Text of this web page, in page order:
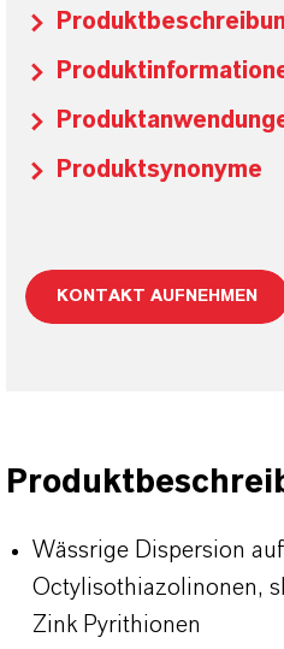
Produktsynonyme
KONTAKT AUFNEHMEN
Wässrige Dispersion
Octylisothiazolinonen,
Zink Pyrithionen